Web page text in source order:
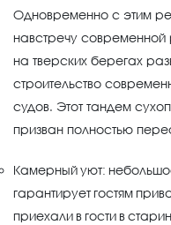
Одновременно с этим
навстречу
на тверских берегах
строительство
судов. Этот тандем
призван полностью
Камерный уют:
гарантирует гостям
приехали в гости в